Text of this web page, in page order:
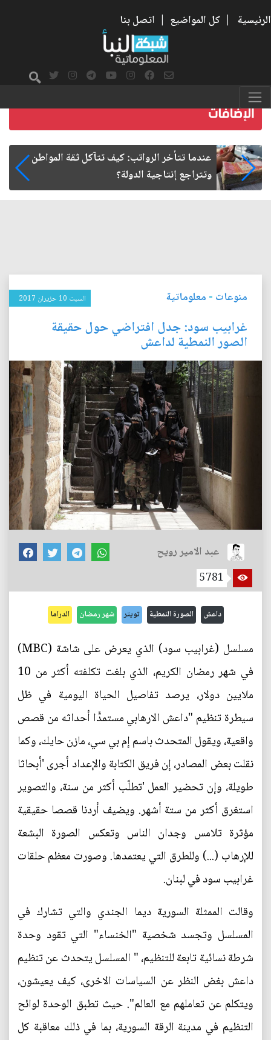
الرئيسية | كل المواضيع | اتصل بنا
صمت الطريق بعد الأربعين
منوعات - معلوماتية السبت 10 حزيران 2017
غرابيب سود: جدل افتراضي حول حقيقة
الصور النمطية لداعش
عبد الامير رويح
5781
داعش الصورة النمطية تويتر شهر رمضان الدراما
مسلسل (غرابيب سود) الذي يعرض على شاشة (MBC)
في شهر رمضان الكريم، الذي بلغت تكلفته أكثر من 10
ملايين دولار، يرصد تفاصيل الحياة اليومية في ظل
سيطرة تنظيم "داعش الارهابي مستمدًّا أحداثه من قصص
واقعية، ويقول المتحدث باسم إم بي سي، مازن حايك، وكما
نقلت بعض المصادر، إن فريق الكتابة والإعداد أجرى 'أبحاثا
طويلة، وإن تحضير العمل 'تطلّب أكثر من سنة، والتصوير
استغرق أكثر من ستة أشهر. ويضيف أردنا قصصا حقيقية
مؤثرة تلامس وجدان الناس وتعكس الصورة البشعة
للإرهاب (...) وللطرق التي يعتمدها. وصورت معظم حلقات
غرابيب سود في لبنان.
وقالت الممثلة السورية ديما الجندي والتي تشارك في
المسلسل وتجسد شخصية "الخنساء" التي تقود وحدة
شرطة نسائية تابعة للتنظيم، " المسلسل يتحدث عن تنظيم
داعش بغض النظر عن السياسات الاخرى، كيف يعيشون،
ويتكلم عن تعاملهم مع العالم". حيث تطبق الوحدة لوائح
التنظيم في مدينة الرقة السورية، بما في ذلك معاقبة كل